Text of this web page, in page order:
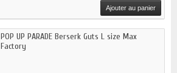
Ajouter au panier
POP UP PARADE Berserk Guts L size Max
Factory